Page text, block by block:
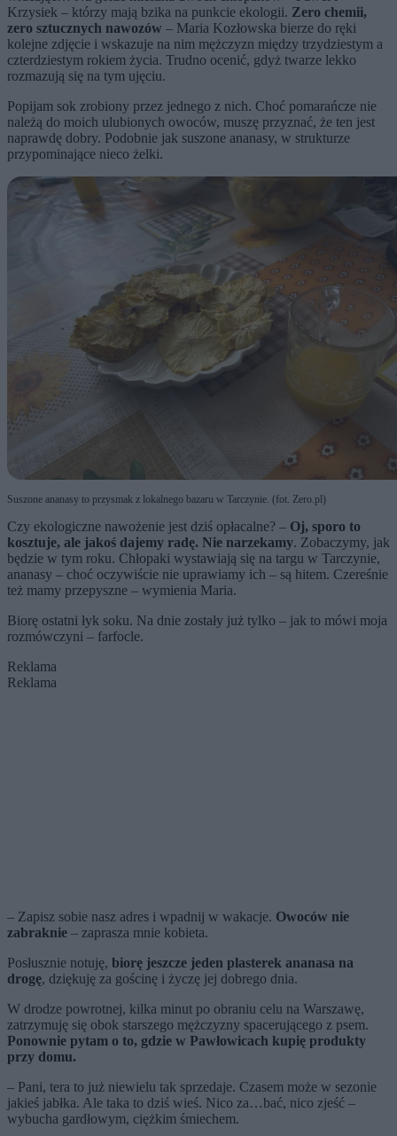
Krzysiek – którzy mają bzika na punkcie ekologii. Zero chemii,
zero sztucznych nawozów – Maria Kozłowska bierze do ręki
kolejne zdjęcie i wskazuje na nim mężczyzn między trzydziestym a
czterdziestym rokiem życia. Trudno ocenić, gdyż twarze lekko
rozmazują się na tym ujęciu.
Popijam sok zrobiony przez jednego z nich. Choć pomarańcze nie
należą do moich ulubionych owoców, muszę przyznać, że ten jest
naprawdę dobry. Podobnie jak suszone ananasy, w strukturze
przypominające nieco żelki.
Suszone ananasy to przysmak z lokalnego bazaru w Tarczynie. (fot. Zero.pl)
Czy ekologiczne nawożenie jest dziś opłacalne? – Oj, sporo to
kosztuje, ale jakoś dajemy radę. Nie narzekamy. Zobaczymy, jak
będzie w tym roku. Chłopaki wystawiają się na targu w Tarczynie,
ananasy – choć oczywiście nie uprawiamy ich – są hitem. Czereśnie
też mamy przepyszne – wymienia Maria.
Biorę ostatni łyk soku. Na dnie zostały już tylko – jak to mówi moja
rozmówczyni – farfocle.
Reklama
Reklama
– Zapisz sobie nasz adres i wpadnij w wakacje. Owoców nie
zabraknie – zaprasza mnie kobieta.
Posłusznie notuję, biorę jeszcze jeden plasterek ananasa na
drogę, dziękuję za gościnę i życzę jej dobrego dnia.
W drodze powrotnej, kilka minut po obraniu celu na Warszawę,
zatrzymuję się obok starszego mężczyzny spacerującego z psem.
Ponownie pytam o to, gdzie w Pawłowicach kupię produkty
przy domu.
– Pani, tera to już niewielu tak sprzedaje. Czasem może w sezonie
jakieś jabłka. Ale taka to dziś wieś. Nico za…bać, nico zjeść –
wybucha gardłowym, ciężkim śmiechem.